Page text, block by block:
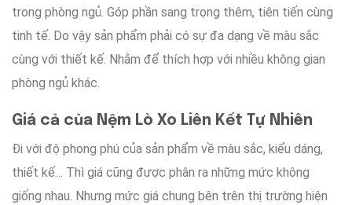
trong phòng ngủ. Góp phần sang trọng thêm, tiên tiến cùng
tinh tế. Do vậy sản phẩm phải có sự đa dạng về màu sắc
cùng với thiết kế. Nhằm để thích hợp với nhiều không gian
phòng ngủ khác.
Giá cả của Nệm Lò Xo Liên Kết Tự Nhiên
Đi với độ phong phú của sản phẩm về màu sắc, kiểu dáng,
thiết kế… Thì giá cũng được phân ra những mức không
giống nhau. Nhưng mức giá chung bên trên thị trường hiện